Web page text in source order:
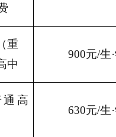
重
中
900元/生
高
630元/生